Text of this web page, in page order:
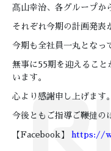
髙山幸治、各グループか
それぞれ今期の計画発表
今期も全社員一丸となっ
無事に55期を迎えること
います。
心より感謝申し上げます。
今後ともご指導ご鞭撻の
【Facebook】 https://